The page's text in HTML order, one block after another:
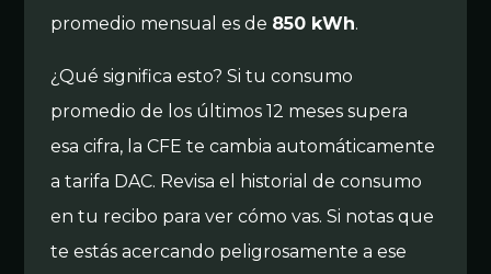
promedio mensual es de 850 kWh.
¿Qué significa esto? Si tu consumo
promedio de los últimos 12 meses supera
esa cifra, la CFE te cambia automáticamente
a tarifa DAC. Revisa el historial de consumo
en tu recibo para ver cómo vas. Si notas que
te estás acercando peligrosamente a ese